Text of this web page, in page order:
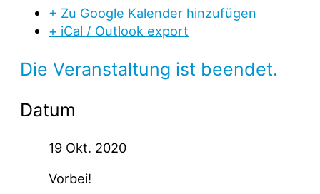
+ Zu Google Kalender hinzufügen
+ iCal / Outlook export
Die Veranstaltung ist beendet.
Datum
19 Okt. 2020
Vorbei!